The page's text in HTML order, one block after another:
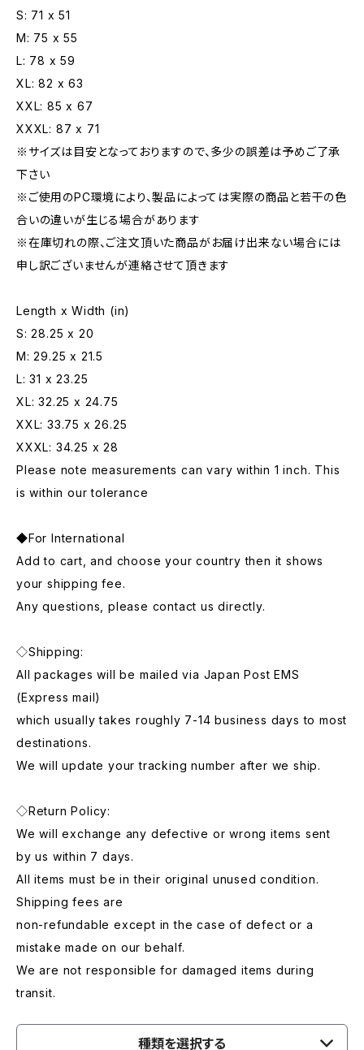
S: 71 x 51
M: 75 x 55
L: 78 x 59
XL: 82 x 63
XXL: 85 x 67
XXXL: 87 x 71
※サイズは目安となっておりますので、多少の誤差は予めご了承
下さい
※ご使用のPC環境により、製品によっては実際の商品と若干の色
合いの違いが生じる場合があります
※在庫切れの際、ご注文頂いた商品がお届け出来ない場合には
申し訳ございませんが連絡させて頂きます
Length x Width (in)
S: 28.25 x 20
M: 29.25 x 21.5
L: 31 x 23.25
XL: 32.25 x 24.75
XXL: 33.75 x 26.25
XXXL: 34.25 x 28
Please note measurements can vary within 1 inch. This
is within our tolerance
◆For International
Add to cart, and choose your country then it shows
your shipping fee.
Any questions, please contact us directly.
◇Shipping:
All packages will be mailed via Japan Post EMS
(Express mail)
which usually takes roughly 7-14 business days to most
destinations.
We will update your tracking number after we ship.
◇Return Policy:
We will exchange any defective or wrong items sent
by us within 7 days.
All items must be in their original unused condition.
Shipping fees are
non-refundable except in the case of defect or a
mistake made on our behalf.
We are not responsible for damaged items during
transit.
種類を選択する